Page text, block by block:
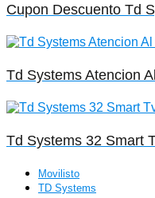
Cupon Descuento Td
Td Systems Atencion
Td Systems 32 Smart
Movilisto
TD Systems